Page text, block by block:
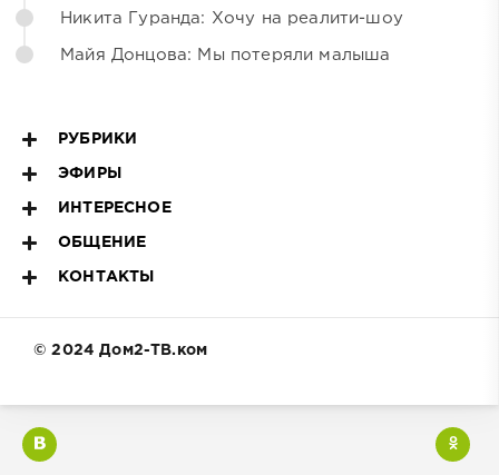
Никита Гуранда: Хочу на реалити-шоу
Майя Донцова: Мы потеряли малыша
РУБРИКИ
ЭФИРЫ
ИНТЕРЕСНОЕ
ОБЩЕНИЕ
КОНТАКТЫ
© 2024 Дом2-ТВ.ком